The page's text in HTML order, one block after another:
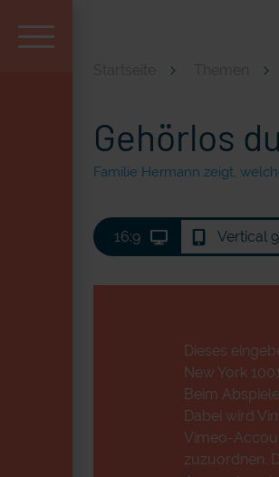
Gehörlos
Familie Hermann zeigt,
16:9 Vertical
Dieses
New York
Beim
Dabei wird
Vimeo-
zuzuordnen.